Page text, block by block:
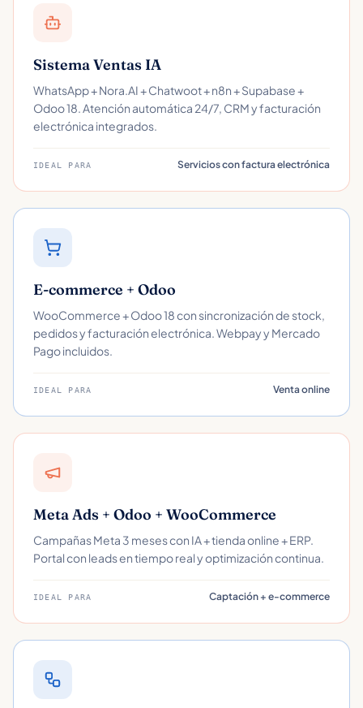
Sistema Ventas IA
WhatsApp + Nora.AI + Chatwoot + n8n + Supabase +
Odoo 18. Atención automática 24/7, CRM y facturación
electrónica integrados.
IDEAL PARA Servicios con factura electrónica
E-commerce + Odoo
WooCommerce + Odoo 18 con sincronización de stock,
pedidos y facturación electrónica. Webpay y Mercado
Pago incluidos.
IDEAL PARA Venta online
Meta Ads + Odoo + WooCommerce
Campañas Meta 3 meses con IA + tienda online + ERP.
Portal con leads en tiempo real y optimización continua.
IDEAL PARA Captación + e-commerce